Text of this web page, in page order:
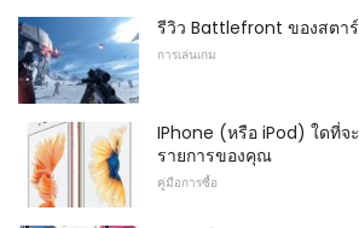
รีวิว Battlefront ของสตา
การเล่นเกม
IPhone (หรือ iPod) ใดที่
รายการของคุณ
คู่มือการซื้อ